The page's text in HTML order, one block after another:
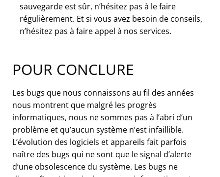
sauvegarde est sûr, n’hésitez pas à le faire
régulièrement. Et si vous avez besoin de conseils,
n’hésitez pas à faire appel à nos services.
POUR CONCLURE
Les bugs que nous connaissons au fil des années
nous montrent que malgré les progrès
informatiques, nous ne sommes pas à l’abri d’un
problème et qu’aucun système n’est infaillible.
L’évolution des logiciels et appareils fait parfois
naître des bugs qui ne sont que le signal d’alerte
d’une obsolescence du système. Les bugs ne